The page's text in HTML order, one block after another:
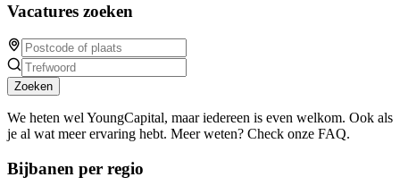
Vacatures zoeken
Zoeken
We heten wel YoungCapital, maar iedereen is even welkom. Ook als
je al wat meer ervaring hebt. Meer weten? Check onze FAQ.
Bijbanen per regio